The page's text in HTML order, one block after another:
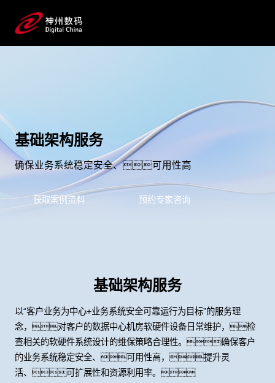
基础架构服务
确保业务系统稳定安全、可用性高
获取案例资料 预约专家咨询
基础架构服务
以“客户业务为中心+业务系统安全可靠运行为目标”的服务理
念，对客户的数据中心机房软硬件设备日常维护，检
查相关的软硬件系统设计的维保策略合理性。确保客户
的业务系统稳定安全、可用性高，提升灵
活、可扩展性和资源利用率。